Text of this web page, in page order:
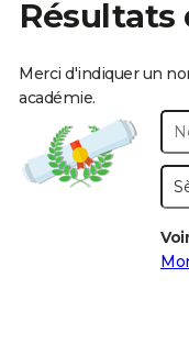
Résultats
Merci d'indiquer un
académie.